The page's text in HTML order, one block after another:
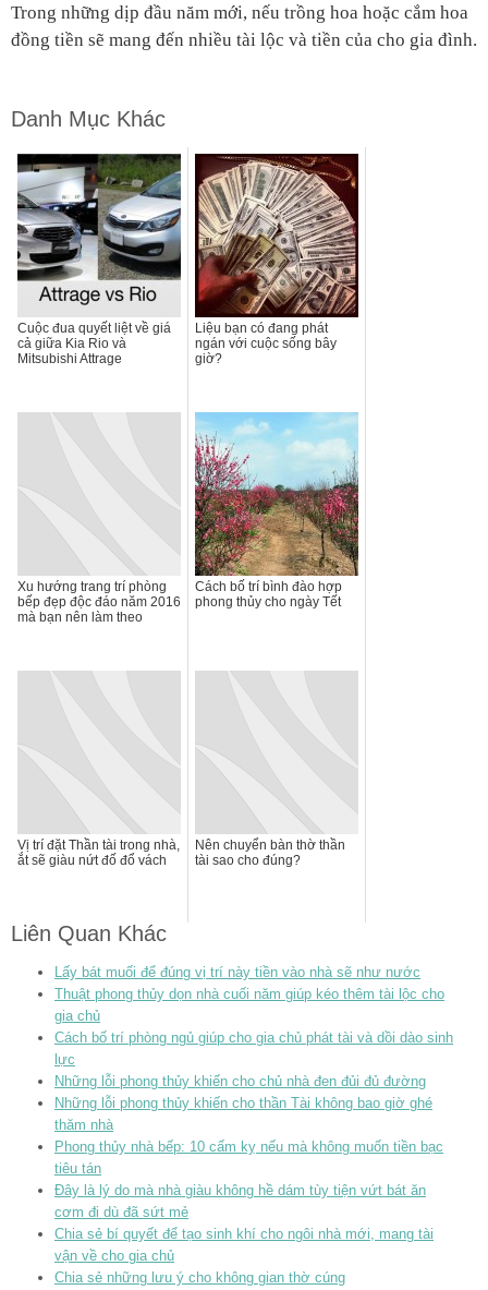
Trong những dịp đầu năm mới, nếu trồng hoa hoặc cắm hoa
đồng tiền sẽ mang đến nhiều tài lộc và tiền của cho gia đình.
Danh Mục Khác
Cuộc đua quyết liệt về giá
cả giữa Kia Rio và
Mitsubishi Attrage
Liệu bạn có đang phát
ngán với cuộc sống bây
giờ?
Xu hướng trang trí phòng
bếp đẹp độc đáo năm 2016
mà bạn nên làm theo
Cách bố trí bình đào hợp
phong thủy cho ngày Tết
Vị trí đặt Thần tài trong nhà,
ắt sẽ giàu nứt đố đổ vách
Nên chuyển bàn thờ thần
tài sao cho đúng?
Liên Quan Khác
Lấy bát muối để đúng vị trí này tiền vào nhà sẽ như nước
Thuật phong thủy dọn nhà cuối năm giúp kéo thêm tài lộc cho
gia chủ
Cách bố trí phòng ngủ giúp cho gia chủ phát tài và dồi dào sinh
lực
Những lỗi phong thủy khiến cho chủ nhà đen đủi đủ đường
Những lỗi phong thủy khiến cho thần Tài không bao giờ ghé
thăm nhà
Phong thủy nhà bếp: 10 cấm kỵ nếu mà không muốn tiền bạc
tiêu tán
Đây là lý do mà nhà giàu không hề dám tùy tiện vứt bát ăn
cơm đi dù đã sứt mẻ
Chia sẻ bí quyết để tạo sinh khí cho ngôi nhà mới, mang tài
vận về cho gia chủ
Chia sẻ những lưu ý cho không gian thờ cúng